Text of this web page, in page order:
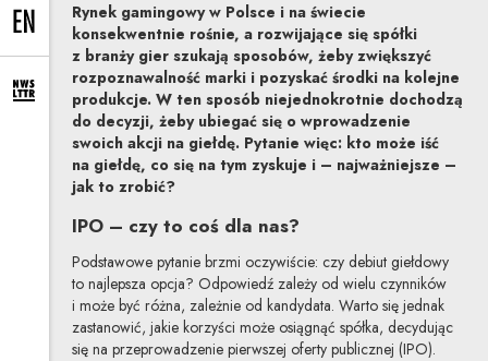
Change language to EN
rozwiń formularz zapisu na newsletter
Rynek gamingowy w Polsce i na świecie
konsekwentnie rośnie, a rozwijające się spółki
z branży gier szukają sposobów, żeby zwiększyć
rozpoznawalność marki i pozyskać środki na kolejne
produkcje. W ten sposób niejednokrotnie dochodzą
do decyzji, żeby ubiegać się o wprowadzenie
swoich akcji na giełdę. Pytanie więc: kto może iść
na giełdę, co się na tym zyskuje i – najważniejsze –
jak to zrobić?
IPO – czy to coś dla nas?
Podstawowe pytanie brzmi oczywiście: czy debiut giełdowy
to najlepsza opcja? Odpowiedź zależy od wielu czynników
i może być różna, zależnie od kandydata. Warto się jednak
zastanowić, jakie korzyści może osiągnąć spółka, decydując
się na przeprowadzenie pierwszej oferty publicznej (IPO).